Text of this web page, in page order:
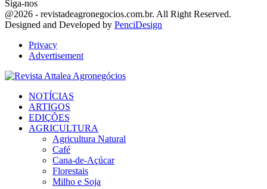
Siga-nos
Facebook
Twitter
Instagram
Linkedin
Youtube
Email
@2026 - revistadeagronegocios.com.br. All Right Reserved.
Designed and Developed by PenciDesign
Privacy
Advertisement
NOTÍCIAS
ARTIGOS
EDIÇÕES
AGRICULTURA
Agricultura Natural
Café
Cana-de-Açúcar
Florestais
Milho e Soja